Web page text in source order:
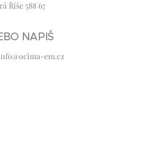
Říše 588 67
NAPIŠ
info@ocima-em.cz